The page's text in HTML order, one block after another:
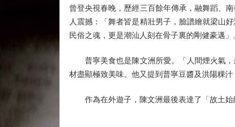
曾登央視春晚，歷經三百餘年傳承，融舞蹈、
人震撼：「舞者皆是精壯男子，臉譜繪就梁山
民俗之魂，更是潮汕人刻在骨子裏的剛健豪邁」
普寧美食也是陳文洲所愛。「人間煙火氣，
材盡顯極致美味。他又提到普寧豆醬及洪陽粿
作為在外遊子，陳文洲最後表達了「故土始